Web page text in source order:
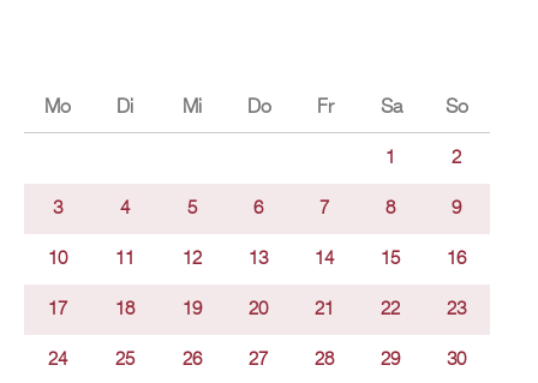
Mo Di Mi Do Fr Sa So
1 2
3 4 5 6 7 8 9
10 11 12 13 14 15 16
17 18 19 20 21 22 23
24 25 26 27 28 29 30